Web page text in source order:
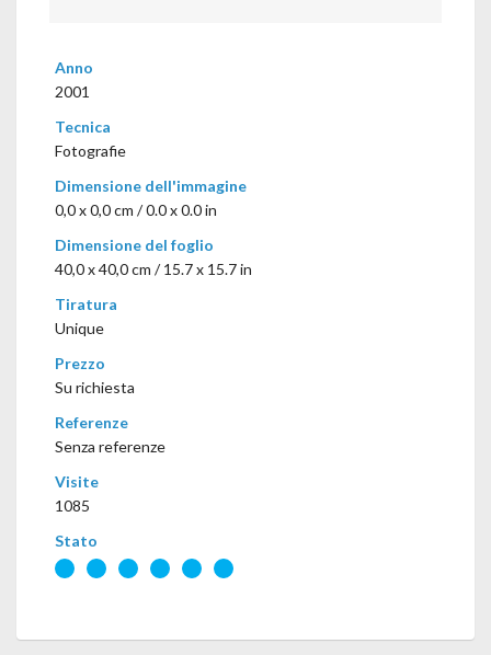
Anno
2001
Tecnica
Fotografie
Dimensione dell'immagine
0,0 x 0,0 cm / 0.0 x 0.0 in
Dimensione del foglio
40,0 x 40,0 cm / 15.7 x 15.7 in
Tiratura
Unique
Prezzo
Su richiesta
Referenze
Senza referenze
Visite
1085
Stato